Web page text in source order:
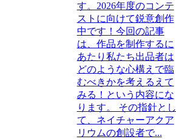
す。2026年度のコンテ
ストに向けて鋭意創作
中です！今回の記事
は、作品を制作するに
あたり私たち出品者は
どのような心構えで臨
むべきかを考えるえて
みる！という内容にな
ります。 その指針とし
て、ネイチャーアクア
リウムの創設者で...